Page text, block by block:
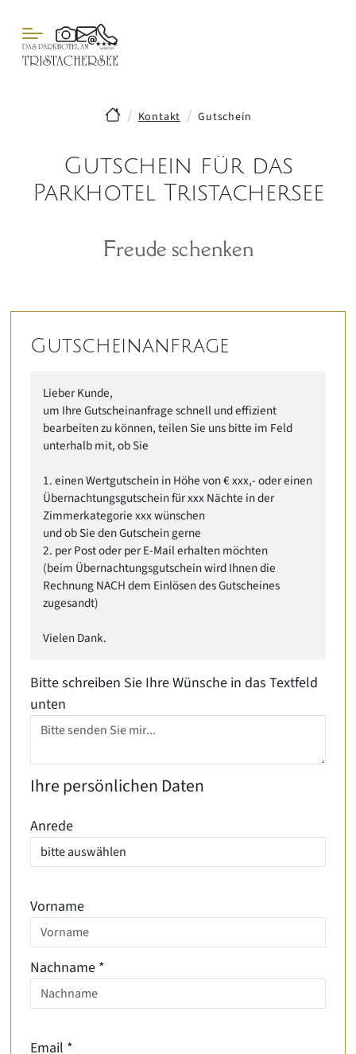
Kontakt Gutschein
Gutschein für das
Parkhotel Tristachersee
Freude schenken
Gutscheinanfrage
Lieber Kunde,
um Ihre Gutscheinanfrage schnell und effizient
bearbeiten zu können, teilen Sie uns bitte im Feld
unterhalb mit, ob Sie
1. einen Wertgutschein in Höhe von € xxx,- oder einen
Übernachtungsgutschein für xxx Nächte in der
Zimmerkategorie xxx wünschen
und ob Sie den Gutschein gerne
2. per Post oder per E-Mail erhalten möchten
(beim Übernachtungsgutschein wird Ihnen die
Rechnung NACH dem Einlösen des Gutscheines
zugesandt)
Vielen Dank.
Bitte schreiben Sie Ihre Wünsche in das Textfeld
unten
Ihre persönlichen Daten
Anrede
Vorname
Nachname *
Email *